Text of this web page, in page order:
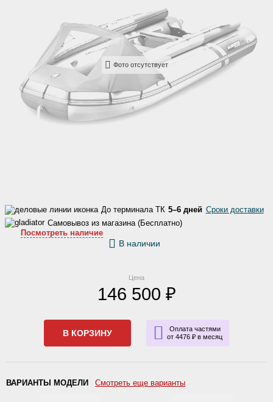
Фото отсутствует
До терминала ТК 5–6 дней Сроки доставки
Самовывоз из магазина (Бесплатно)
Посмотреть наличие
В наличии
Цена
146 500 ₽
В КОРЗИНУ
Оплата частями
от 4476 ₽ в месяц
ВАРИАНТЫ МОДЕЛИ Смотреть еще варианты